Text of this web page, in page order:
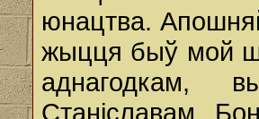
юнацтва.
жыцця быў мой
аднагодкам,
Станіславам